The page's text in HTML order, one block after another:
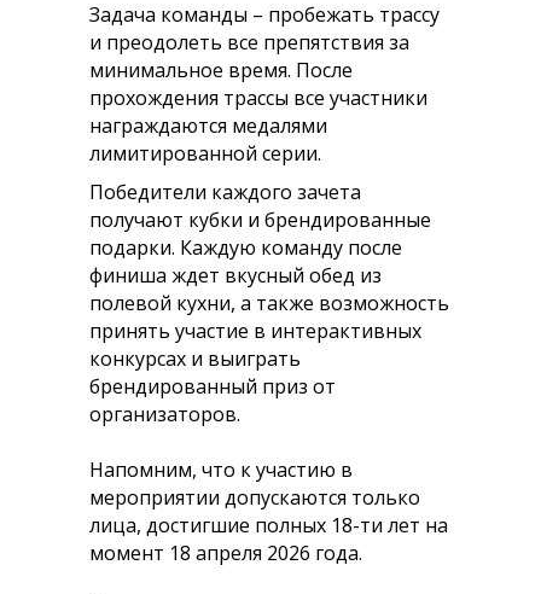
Задача команды – пробежать трассу
и преодолеть все препятствия за
минимальное время. После
прохождения трассы все участники
награждаются медалями
лимитированной серии.
Победители каждого зачета
получают кубки и брендированные
подарки. Каждую команду после
финиша ждет вкусный обед из
полевой кухни, а также возможность
принять участие в интерактивных
конкурсах и выиграть
брендированный приз от
организаторов.
Напомним, что к участию в
мероприятии допускаются только
лица, достигшие полных 18-ти лет на
момент 18 апреля 2026 года.